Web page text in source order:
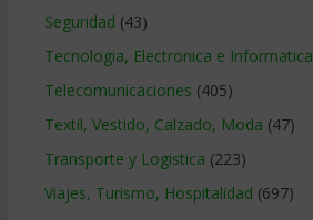
Seguridad (43)
Tecnologia, Electronica e Informatica
Telecomunicaciones (405)
Textil, Vestido, Calzado, Moda (47)
Transporte y Logistica (223)
Viajes, Turismo, Hospitalidad (697)